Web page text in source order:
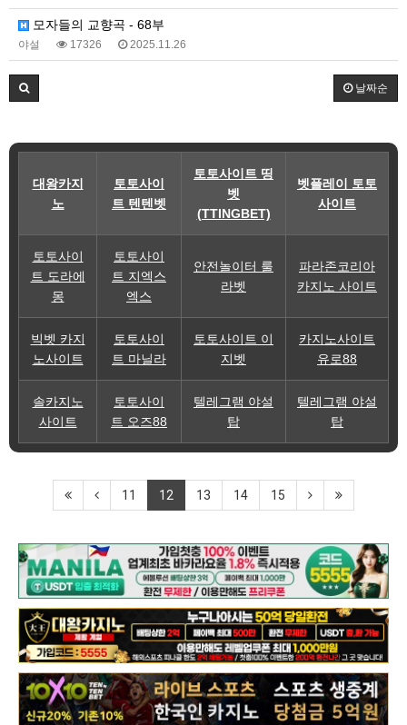
모자들의 교향곡 - 68부
야설 17326 2025.11.26
날짜순
대왕카지
노
토토사이
트 텐텐벳
토토사이트 띵
벳
(TTINGBET)
벳플레이 토토
사이트
토토사이
트 도라에
몽
토토사이
트 지엑스
엑스
안전놀이터 룰
라벳
파라존코리아
카지노 사이트
빅벳 카지
노사이트
토토사이
트 마닐라
토토사이트 이
지벳
카지노사이트
유로88
솔카지노
사이트
토토사이
트 오즈88
텔레그램 야설
탑
텔레그램 야설
탑
11 12 13 14 15